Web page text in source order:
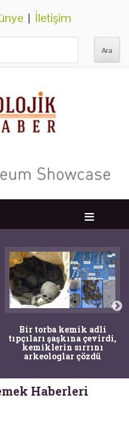
| İletişim
Bir torba kemik adli
tıpçıları şaşkına çevirdi,
kemiklerin sırrını
arkeologlar çözdü
Haberleri